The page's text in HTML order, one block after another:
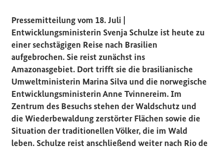
Pressemitteilung vom 18. Juli |
Entwicklungsministerin Svenja Schulze ist heute zu
einer sechstägigen Reise nach Brasilien
aufgebrochen. Sie reist zunächst ins
Amazonasgebiet. Dort trifft sie die brasilianische
Umweltministerin Marina Silva und die norwegische
Entwicklungsministerin Anne Tvinnereim. Im
Zentrum des Besuchs stehen der Waldschutz und
die Wiederbewaldung zerstörter Flächen sowie die
Situation der traditionellen Völker, die im Wald
leben. Schulze reist anschließend weiter nach Rio de